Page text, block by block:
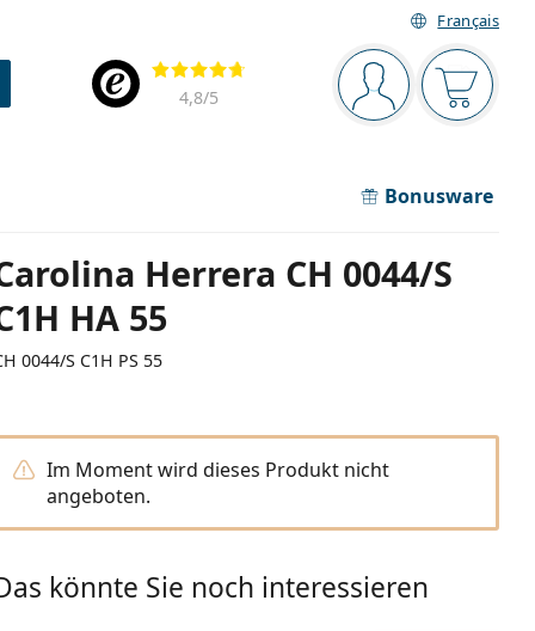
Français
Navigationsleiste
Sie sind Der
Bewertung
4,8/5
Bonusware
Herrera CH 0044/S
HA 55
0044/S C1H PS 55
Im Moment wird dieses Produkt nicht
angeboten.
könnte Sie noch interessieren